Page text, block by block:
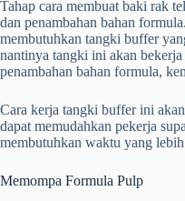
Tahap cara membuat baki rak
dan penambahan bahan
membutuhkan tangki buffer
nantinya tangki ini akan
penambahan bahan formula,
Cara kerja tangki buffer ini
dapat memudahkan pekerja
membutuhkan waktu yang
Memompa Formula Pulp